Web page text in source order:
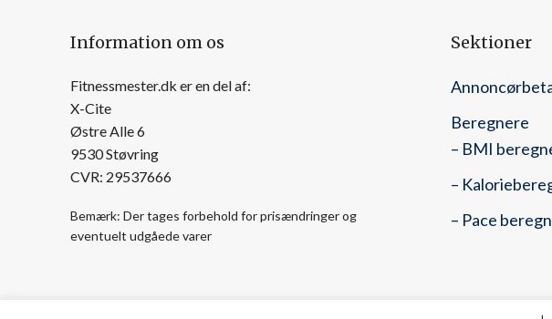
Information om os
Fitnessmester.dk er en del af:
X-Cite
Østre Alle 6
9530 Støvring
CVR: 29537666
Bemærk: Der tages forbehold for prisændringer og
eventuelt udgåede varer
Sektioner
Beregnere
– BMI
–
– Pace